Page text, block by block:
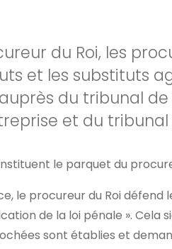
du Roi, les
et les substituts
du tribunal
et du
le parquet du
le procureur du Roi
de la loi pénale ». Cela
sont établies et